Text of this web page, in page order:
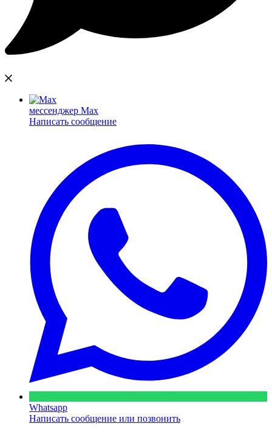
мессенджер Max
Написать сообщение
Whatsapp
Написать сообщение или позвонить